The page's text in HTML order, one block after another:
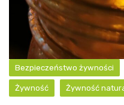
Bezpieczeństwo żywności
Żywność Żywność